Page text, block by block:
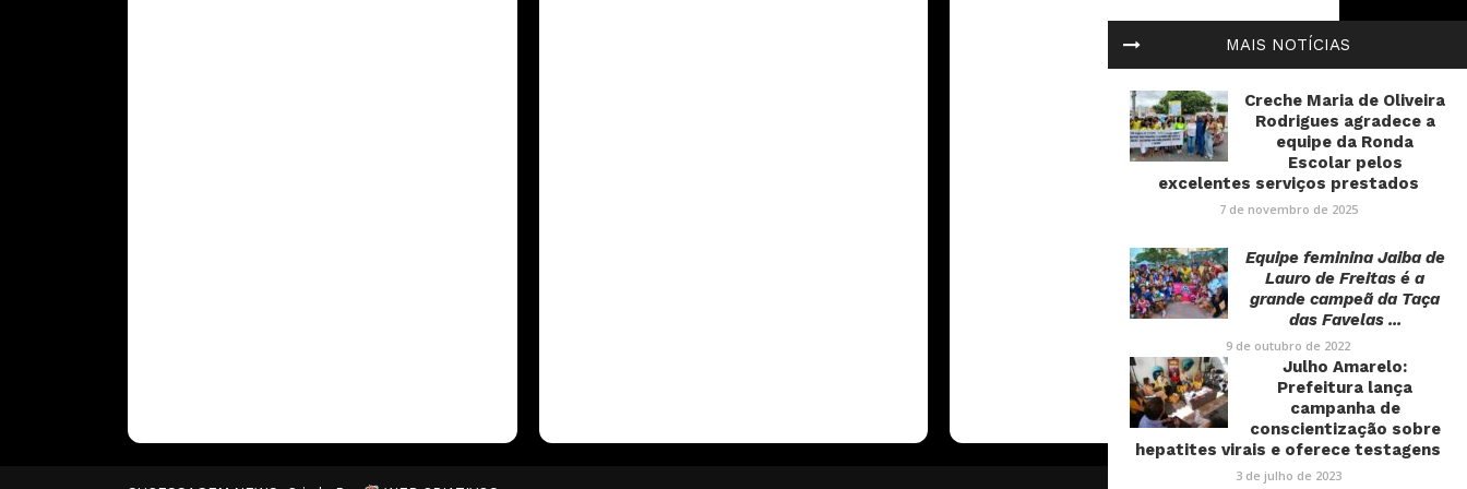
MAIS NOTÍCIAS
Creche Maria de Oliveira
Rodrigues agradece a
equipe da Ronda
Escolar pelos
excelentes serviços prestados
7 de novembro de 2025
Equipe feminina Jaiba de
Lauro de Freitas é a
grande campeã da Taça
das Favelas ...
9 de outubro de 2022
Julho Amarelo:
Prefeitura lança
campanha de
conscientização sobre
hepatites virais e oferece testagens
3 de julho de 2023